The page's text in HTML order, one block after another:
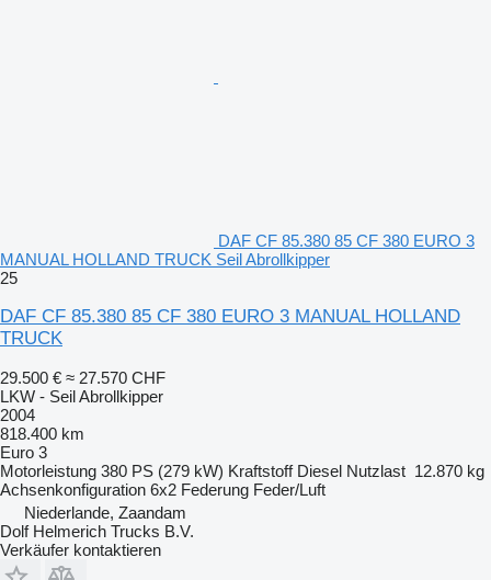
DAF CF 85.380 85 CF 380 EURO 3
MANUAL HOLLAND TRUCK Seil Abrollkipper
25
DAF CF 85.380 85 CF 380 EURO 3 MANUAL HOLLAND
TRUCK
29.500 € ≈ 27.570 CHF
LKW - Seil Abrollkipper
2004
818.400 km
Euro 3
Motorleistung 380 PS (279 kW) Kraftstoff Diesel Nutzlast 12.870 kg
Achsenkonfiguration 6x2 Federung Feder/Luft
Niederlande, Zaandam
Dolf Helmerich Trucks B.V.
Verkäufer kontaktieren